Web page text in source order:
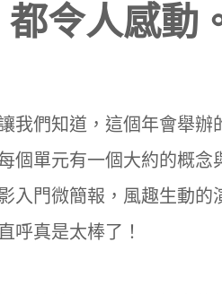
令人感動
我們知道，這個年會舉辦
個單元有一個大約的概念
入門微簡報，風趣生動的
呼真是太棒了！